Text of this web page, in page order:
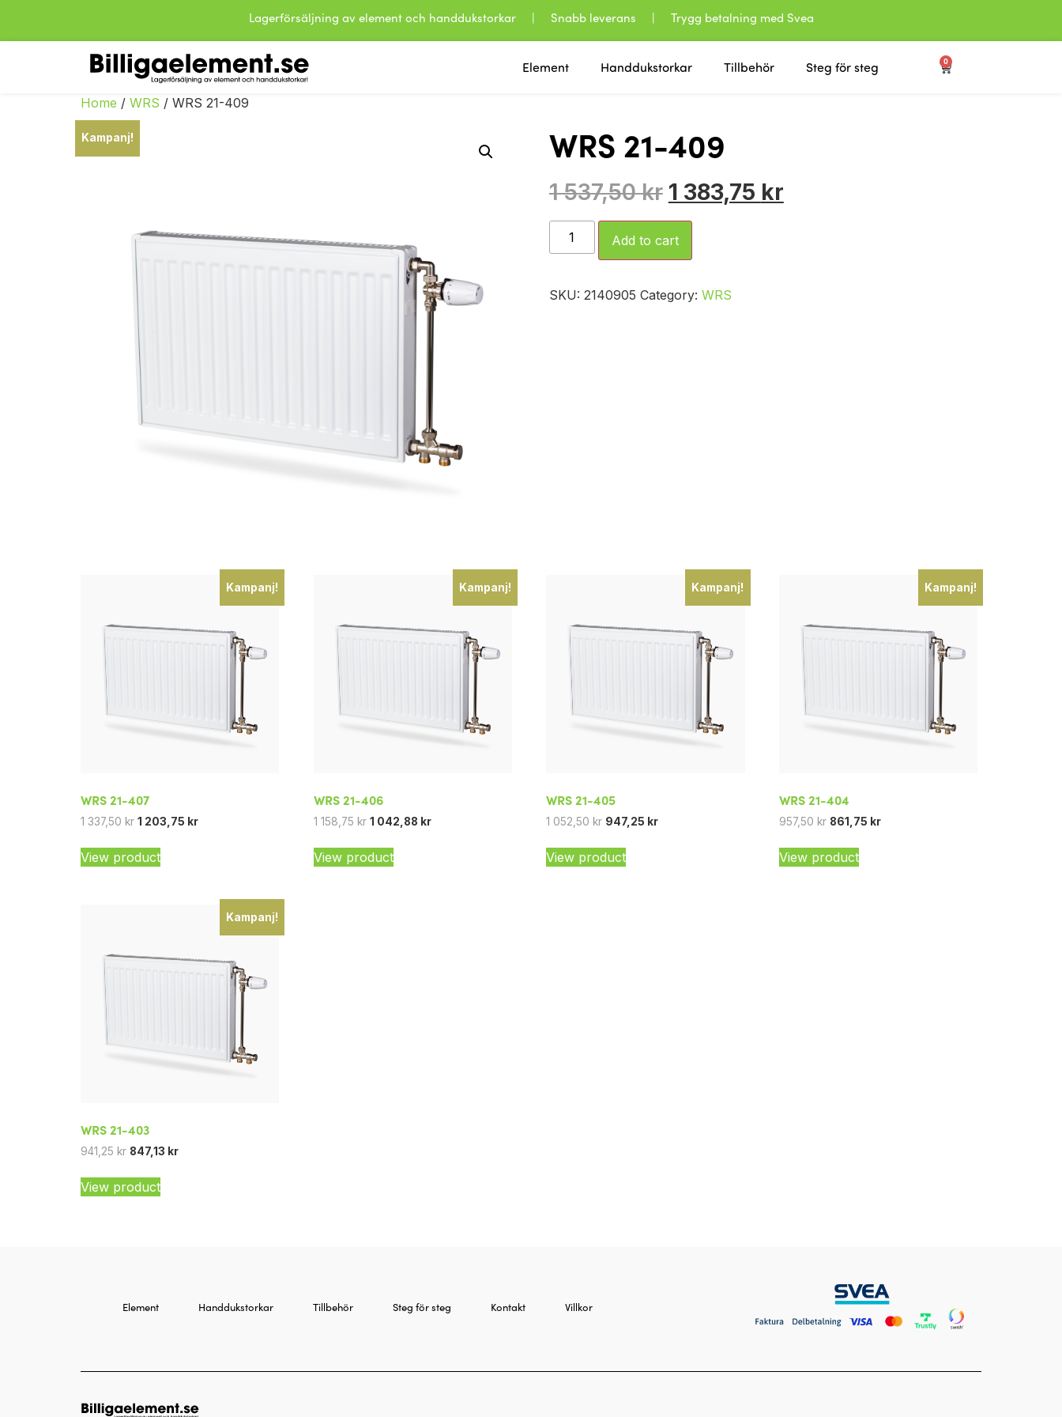
Lagerförsäljning av element och handdukstorkar | Snabb leverans | Trygg betalning med Svea
Element Handdukstorkar Tillbehör Steg för steg 0
Home / WRS / WRS 21-409
Kampanj! WRS 21-409
1 537,50kr 1 383,75 kr
Add to cart
SKU: 2140905 Category: WRS
Kampanj!
WRS 21-407
1 337,50 kr 1 203,75 kr
View product
Kampanj!
WRS 21-406
1 158,75 kr 1 042,88 kr
View product
Kampanj!
WRS 21-405
1 052,50 kr 947,25 kr
View product
Kampanj!
WRS 21-404
957,50 kr 861,75 kr
View product
Kampanj!
WRS 21-403
941,25 kr 847,13 kr
View product
Element Handdukstorkar Tillbehör Steg för steg Kontakt Villkor